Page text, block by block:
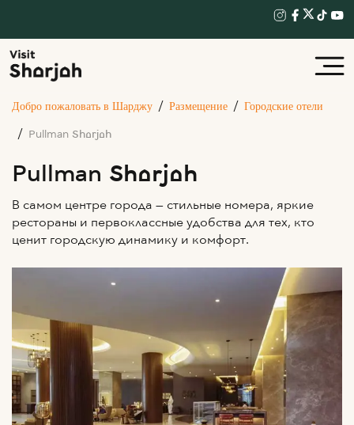
Добро пожаловать в Шарджу Размещение Городские отели
Pullman Sharjah
Pullman Sharjah
В самом центре города — стильные номера, яркие
рестораны и первоклассные удобства для тех, кто
ценит городскую динамику и комфорт.